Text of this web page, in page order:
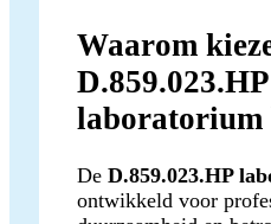
Waarom
D.859.023.HP
laboratorium
De D.859.023.HP
ontwikkeld voor